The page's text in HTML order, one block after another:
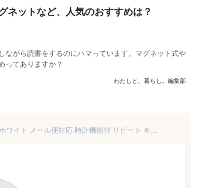
ネットなど、人気のおすすめは？
がら読書をするのにハマっています。マグネット式や
ってありますか？
わたしと、暮らし。編集部